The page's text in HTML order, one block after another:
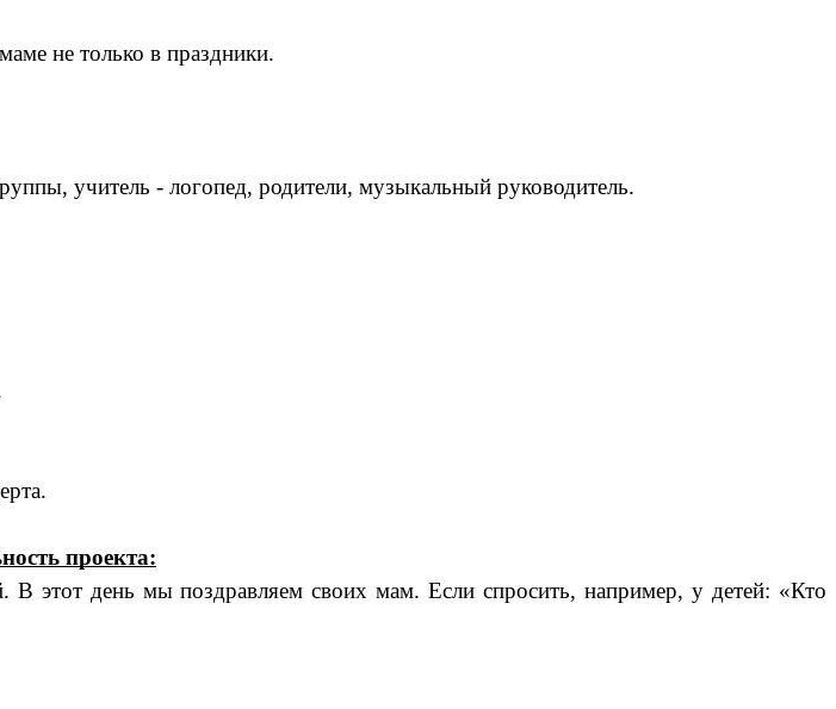
не только в праздники.
учитель - логопед, родители, музыкальный руководитель.
проекта:
этот день мы поздравляем своих мам. Если спросить, например, у детей: «Кто